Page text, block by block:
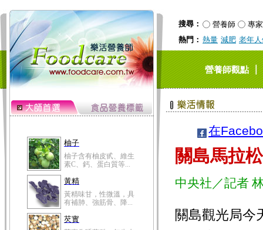
搜尋： 營養師
專家
熱門： 熱量 減肥 老年
營養師觀點｜
柚子
柚子含有柚皮甙、維生
素C、鈣、蛋白質等...
黃精
黃精味甘，性微溫，具
有補肺、強筋骨、降...
芡實
在
關島馬拉
中央社／記者
關島觀光局今